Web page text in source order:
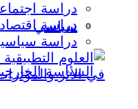
سياسي
دراسة
دراسة
دراسة